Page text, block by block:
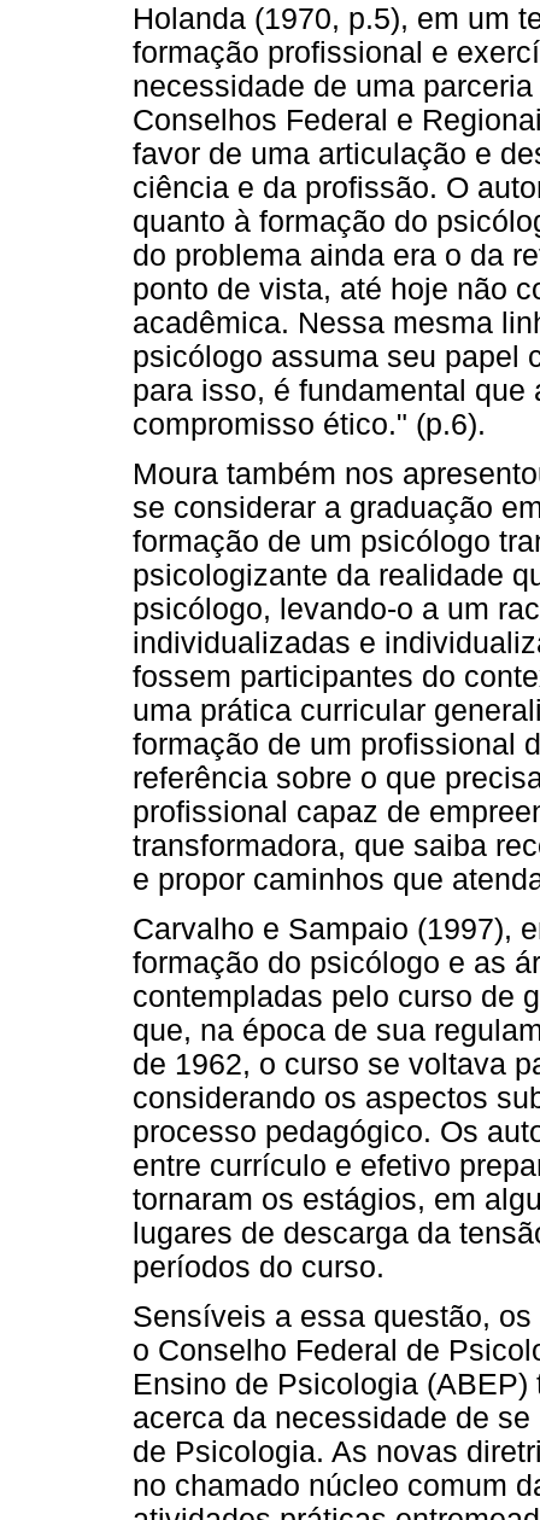
Holanda (1970, p.5), em um
formação profissional e
necessidade de uma
Conselhos Federal e
favor de uma articulação e
ciência e da profissão. O
quanto à formação do
do problema ainda era o da
ponto de vista, até hoje não
acadêmica. Nessa mesma
psicólogo assuma seu papel
para isso, é fundamental
compromisso ético." (p.6).
Moura também nos
se considerar a graduação
formação de um psicólogo
psicologizante da realidade
psicólogo, levando-o a um
individualizadas e
fossem participantes do
uma prática curricular
formação de um profissional
referência sobre o que
profissional capaz de
transformadora, que saiba
e propor caminhos que
Carvalho e Sampaio (1997),
formação do psicólogo e as
contempladas pelo curso de
que, na época de sua
de 1962, o curso se voltava
considerando os aspectos
processo pedagógico. Os
entre currículo e efetivo
tornaram os estágios, em
lugares de descarga da
períodos do curso.
Sensíveis a essa questão,
o Conselho Federal de
Ensino de Psicologia
acerca da necessidade de
de Psicologia. As novas
no chamado núcleo comum